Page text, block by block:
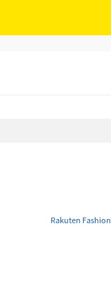
Rakuten Fashion